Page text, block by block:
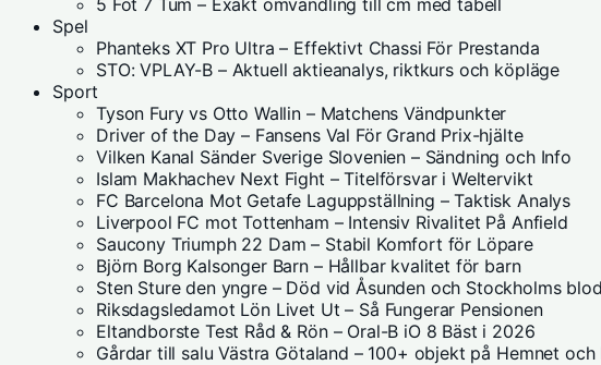
5 Fot 7 Tum – Exakt omvandling till cm med tabell
Spel
Phanteks XT Pro Ultra – Effektivt Chassi För Prestanda
STO: VPLAY-B – Aktuell aktieanalys, riktkurs och köpläge
Sport
Tyson Fury vs Otto Wallin – Matchens Vändpunkter
Driver of the Day – Fansens Val För Grand Prix-hjälte
Vilken Kanal Sänder Sverige Slovenien – Sändning och Info
Islam Makhachev Next Fight – Titelförsvar i Weltervikt
FC Barcelona Mot Getafe Laguppställning – Taktisk Analys
Liverpool FC mot Tottenham – Intensiv Rivalitet På Anfield
Saucony Triumph 22 Dam – Stabil Komfort för Löpare
Björn Borg Kalsonger Barn – Hållbar kvalitet för barn
Sten Sture den yngre – Död vid Åsunden och Stockholms
Riksdagsledamot Lön Livet Ut – Så Fungerar Pensionen
Eltandborste Test Råd & Rön – Oral-B iO 8 Bäst i 2026
Gårdar till salu Västra Götaland – 100+ objekt på Hemnet och